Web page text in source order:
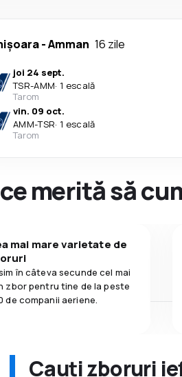
-Amman 16 zile
joi 24 sept.
TSR-AMM· 1 escală
Tarom
vin. 09 oct.
AMM-TSR· 1 escală
Tarom
merită să
mai mare varietate de
în câteva secunde cel mai
zbor pentru tine de la peste
de companii aeriene.
Cauți zboruri